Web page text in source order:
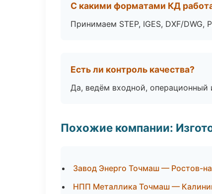
С какими форматами КД
Принимаем STEP, IGES, DXF/DWG,
Есть ли контроль качества?
Да, ведём входной,
Похожие компании:
Завод Энерго Точмаш — Ростов-
НПП Металлика Точмаш —